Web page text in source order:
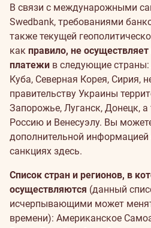
В связи с междунарожными
Swedbank, требованиями
также текущей
как правило, не
платежи в следующие
Куба, Северная Корея, Сирия,
правительству Украины
Запорожье, Луганск, Донецк, а
Россию и Венесуэлу. Вы
дополнительной
санкциях здесь.
Список стран и регионов, в
осуществляются (данный
исчерпывающими может
времени): Американское